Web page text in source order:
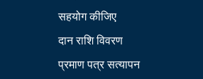
सहयोग कीजिए
दान राशि विवरण
प्रमाण पत्र सत्यापन